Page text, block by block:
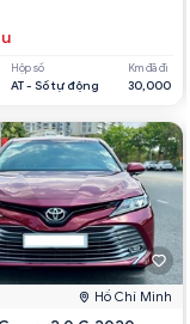
Hộp số
AT - Số tự động
Km đã đi
30,000
Hồ Chí Minh